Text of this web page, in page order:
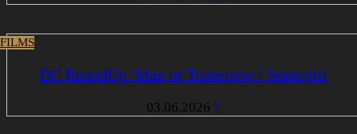
DC RoundUp: Man of Tomorrow / Supergirl
03.06.2026 7